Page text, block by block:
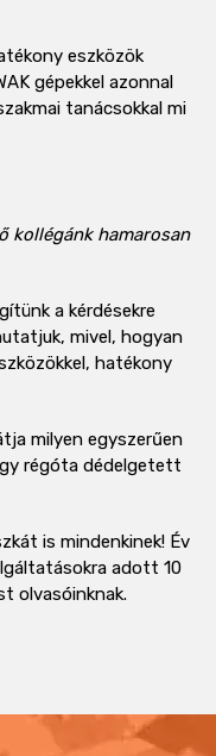
eszközök
gépekkel azonnal
tanácsokkal mi
kollégánk hamarosan
a kérdésekre
mivel, hogyan
hatékony
milyen egyszerűen
régóta dédelgetett
is mindenkinek! Év
adott 10
olvasóinknak.